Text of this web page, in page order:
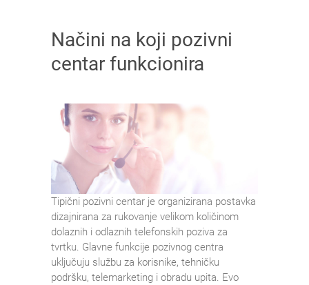
Načini na koji pozivni
centar funkcionira
Tipični pozivni centar je organizirana postavka
dizajnirana za rukovanje velikom količinom
dolaznih i odlaznih telefonskih poziva za
tvrtku. Glavne funkcije pozivnog centra
uključuju službu za korisnike, tehničku
podršku, telemarketing i obradu upita. Evo